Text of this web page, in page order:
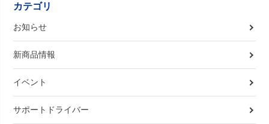
カテゴリ
お知らせ
新商品情報
イベント
サポートドライバー